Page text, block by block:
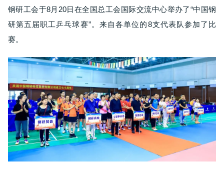
钢研工会于8月20日在全国总工会国际交流中心举办了“中国钢
研第五届职工乒乓球赛”。来自各单位的8支代表队参加了比
赛。